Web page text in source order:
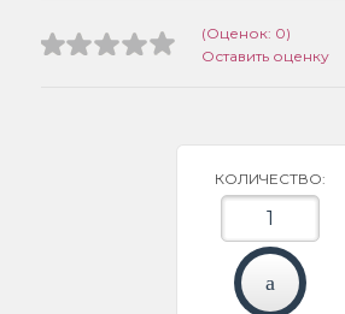
(Оценок: 0)
Оставить оценку
КОЛИЧЕСТВО: